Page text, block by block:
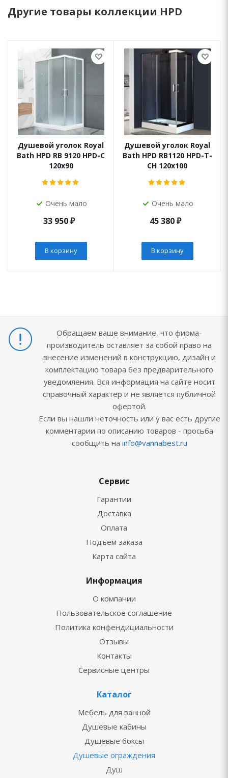
Другие товары коллекции HPD
Душевой уголок Royal
Bath HPD RB 9120 HPD-C
120x90
Очень мало
33 950₽
В корзину
Душевой уголок Royal
Bath HPD RB1120 HPD-T-
CH 120x100
Очень мало
45 380₽
В корзину
Обращаем ваше внимание, что фирма-
производитель оставляет за собой право на
внесение изменений в конструкцию, дизайн и
комплектацию товара без предварительного
уведомления. Вся информация на сайте носит
справочный характер и не является публичной
офертой.
Если вы нашли неточность или у вас есть другие
комментарии по описанию товаров - просьба
сообщить на info@vannabest.ru
Сервис
Гарантии
Доставка
Оплата
Подъём заказа
Карта сайта
Информация
О компании
Пользовательское соглашение
Политика конфендициальности
Отзывы
Контакты
Сервисные центры
Каталог
Мебель для ванной
Душевые кабины
Душевые боксы
Душевые ограждения
Душ